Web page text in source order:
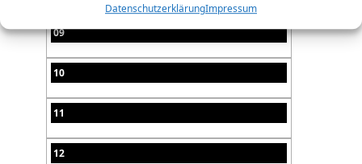
DatenschutzerklärungImpressum
09
10
11
12